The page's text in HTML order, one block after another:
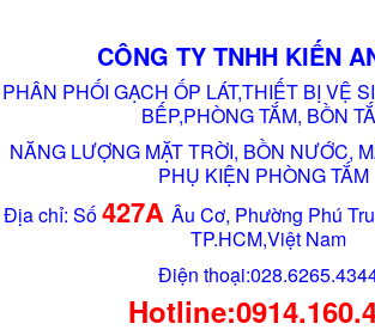
CÔNG TY TNHH KIẾN
PHÂN PHỐI GẠCH ỐP LÁT,THIẾT BỊ VỆ
BẾP,PHÒNG TẮM, BỒN
NĂNG LƯỢNG MẶT TRỜI, BỒN NƯỚC,
PHỤ KIỆN PHÒNG TẮM
Địa chỉ: Số427A Âu Cơ, Phường Phú
TP.HCM,Việt Nam
Điện